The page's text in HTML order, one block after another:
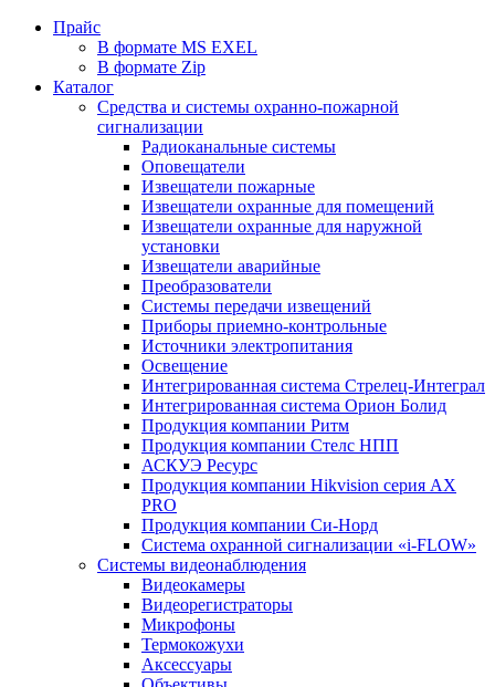
Прайс
В формате MS EXEL
В формате Zip
Каталог
Средства и системы охранно-пожарной
сигнализации
Радиоканальные системы
Оповещатели
Извещатели пожарные
Извещатели охранные для помещений
Извещатели охранные для наружной
установки
Извещатели аварийные
Преобразователи
Системы передачи извещений
Приборы приемно-контрольные
Источники электропитания
Освещение
Интегрированная система Стрелец-Интеграл
Интегрированная система Орион Болид
Продукция компании Ритм
Продукция компании Стелс НПП
АСКУЭ Ресурс
Продукция компании Hikvision серия AX
PRO
Продукция компании Си-Норд
Система охранной сигнализации «i-FLOW»
Системы видеонаблюдения
Видеокамеры
Видеорегистраторы
Микрофоны
Термокожухи
Аксессуары